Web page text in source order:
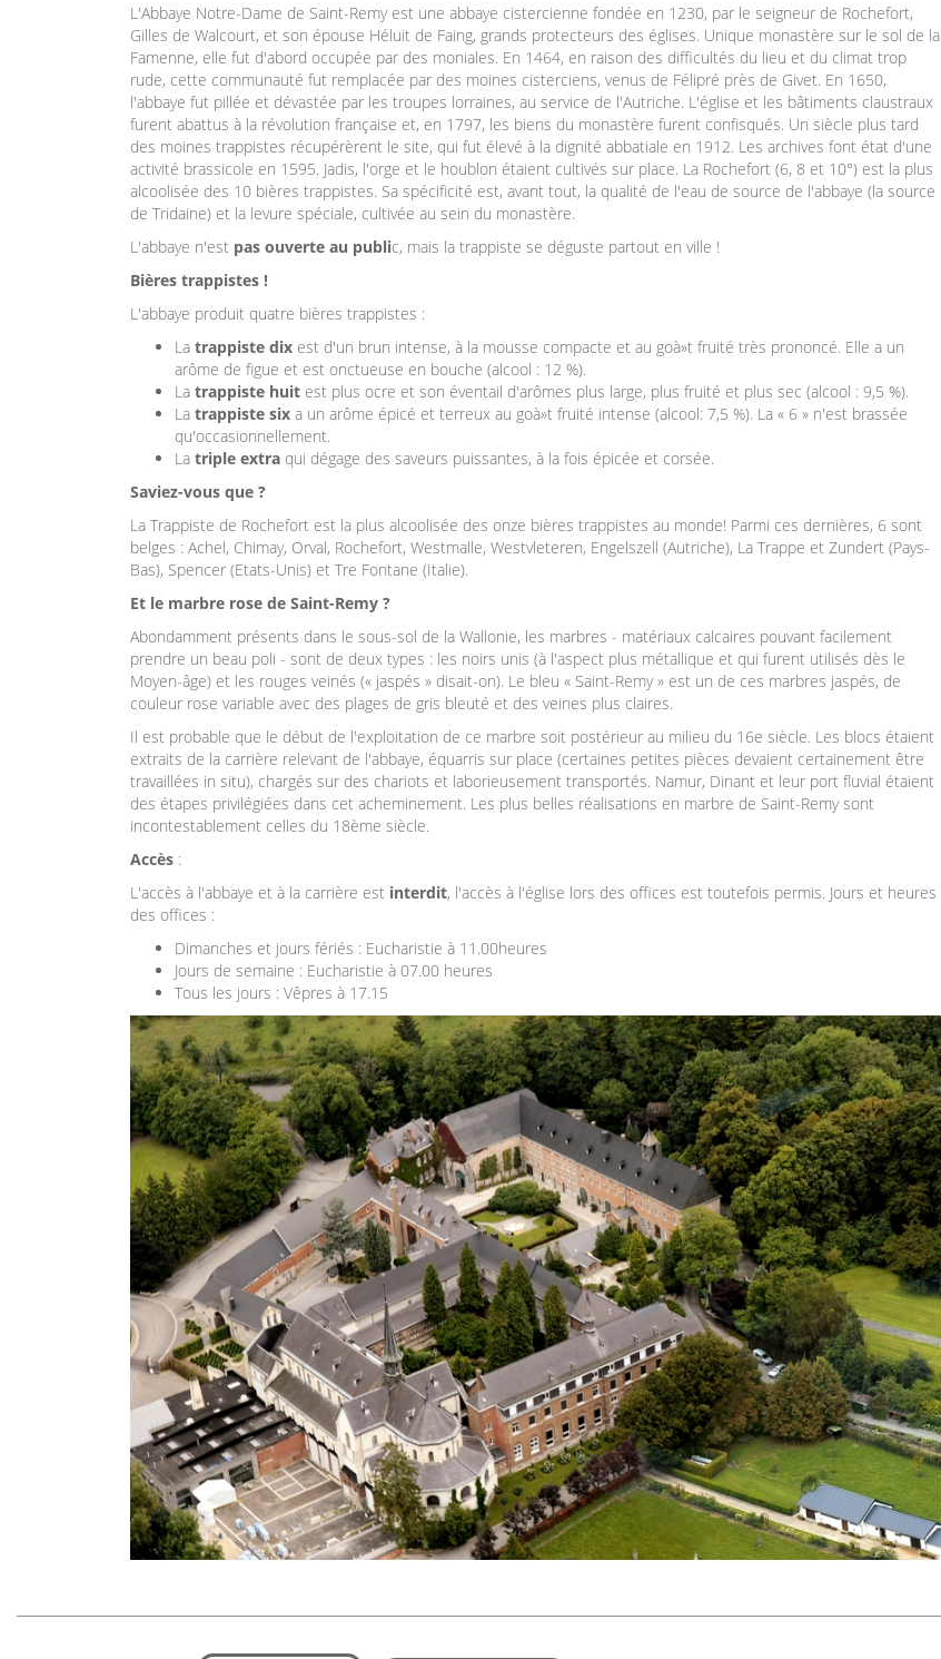
L'Abbaye Notre-Dame de Saint-Remy est une abbaye cistercienne fondée en 1230, par le seigneur de Rochefort,
Gilles de Walcourt, et son épouse Héluit de Faing, grands protecteurs des églises. Unique monastère sur le sol de la
Famenne, elle fut d'abord occupée par des moniales. En 1464, en raison des difficultés du lieu et du climat trop
rude, cette communauté fut remplacée par des moines cisterciens, venus de Félipré près de Givet. En 1650,
l'abbaye fut pillée et dévastée par les troupes lorraines, au service de l'Autriche. L'église et les bâtiments claustraux
furent abattus à la révolution française et, en 1797, les biens du monastère furent confisqués. Un siècle plus tard
des moines trappistes récupérèrent le site, qui fut élevé à la dignité abbatiale en 1912. Les archives font état d'une
activité brassicole en 1595. Jadis, l'orge et le houblon étaient cultivés sur place. La Rochefort (6, 8 et 10°) est la plus
alcoolisée des 10 bières trappistes. Sa spécificité est, avant tout, la qualité de l'eau de source de l'abbaye (la source
de Tridaine) et la levure spéciale, cultivée au sein du monastère.
L'abbaye n'est pas ouverte au public, mais la trappiste se déguste partout en ville !
Bières trappistes !
L'abbaye produit quatre bières trappistes :
La trappiste dix est d'un brun intense, à la mousse compacte et au goà»t fruité très prononcé. Elle a un
arôme de figue et est onctueuse en bouche (alcool : 12 %).
La trappiste huit est plus ocre et son éventail d'arômes plus large, plus fruité et plus sec (alcool : 9,5 %).
La trappiste six a un arôme épicé et terreux au goà»t fruité intense (alcool: 7,5 %). La « 6 » n'est brassée
qu'occasionnellement.
La triple extra qui dégage des saveurs puissantes, à la fois épicée et corsée.
Saviez-vous que ?
La Trappiste de Rochefort est la plus alcoolisée des onze bières trappistes au monde! Parmi ces dernières, 6 sont
belges : Achel, Chimay, Orval, Rochefort, Westmalle, Westvleteren, Engelszell (Autriche), La Trappe et Zundert (Pays-
Bas), Spencer (Etats-Unis) et Tre Fontane (Italie).
Et le marbre rose de Saint-Remy ?
Abondamment présents dans le sous-sol de la Wallonie, les marbres - matériaux calcaires pouvant facilement
prendre un beau poli - sont de deux types : les noirs unis (à l'aspect plus métallique et qui furent utilisés dès le
Moyen-âge) et les rouges veinés (« jaspés » disait-on). Le bleu « Saint-Remy » est un de ces marbres jaspés, de
couleur rose variable avec des plages de gris bleuté et des veines plus claires.
Il est probable que le début de l'exploitation de ce marbre soit postérieur au milieu du 16e siècle. Les blocs étaient
extraits de la carrière relevant de l'abbaye, équarris sur place (certaines petites pièces devaient certainement être
travaillées in situ), chargés sur des chariots et laborieusement transportés. Namur, Dinant et leur port fluvial étaient
des étapes privilégiées dans cet acheminement. Les plus belles réalisations en marbre de Saint-Remy sont
incontestablement celles du 18ème siècle.
Accès :
L'accès à l'abbaye et à la carrière est interdit, l'accès à l'église lors des offices est toutefois permis. Jours et heures
des offices :
Dimanches et jours fériés : Eucharistie à 11.00heures
Jours de semaine : Eucharistie à 07.00 heures
Tous les jours : Vêpres à 17.15